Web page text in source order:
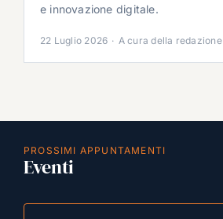
e innovazione digitale.
22 Luglio 2026 · A cura della redazione
PROSSIMI APPUNTAMENTI
Eventi